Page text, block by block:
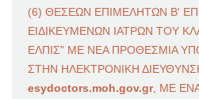
(6) ΘΕΣΕΩΝ ΕΠΙΜΕΛΗΤΩΝ Β'
ΕΙΔΙΚΕΥΜΕΝΩΝ ΙΑΤΡΩΝ ΤΟΥ
ΕΛΠΙΣ" ΜΕ ΝΕΑ ΠΡΟΘΕΣΜΙΑ
ΣΤΗΝ ΗΛΕΚΤΡΟΝΙΚΗ
esydoctors.moh.gov.gr, ΜΕ